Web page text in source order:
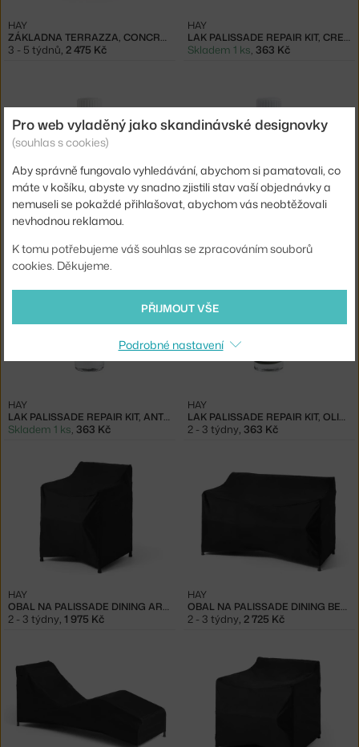
ZÁKLADNA TERRAZZA, CONCRETE STONE
HAY
3 - 5 týdnů, 2 475 Kč
LAK PALISSADE REPAIR KIT, CREAM WHITE
HAY
Skladem 1 ks, 363 Kč
HAY
LAK PALISSADE REPAIR KIT, ANTHRACITE
HAY
Skladem 1 ks, 363 Kč
LAK PALISSADE REPAIR KIT, OLIVE
HAY
2 - 3 týdny, 363 Kč
OBAL NA PALISSADE DINING ARMCHAIR
HAY
2 - 3 týdny, 1 975 Kč
OBAL NA PALISSADE DINING BENCH S PODRUČKAMI
HAY
2 - 3 týdny, 2 725 Kč
Pro web vyladěný jako skandinávské designovky
(souhlas s cookies)
Aby správně fungovalo vyhledávání, abychom si pamatovali, co
máte v košíku, abyste vy snadno zjistili stav vaší objednávky a
nemuseli se pokaždé přihlašovat, abychom vás neobtěžovali
nevhodnou reklamou.
K tomu potřebujeme váš souhlas se zpracováním souborů
cookies. Děkujeme.
PŘIJMOUT VŠE
Podrobné nastavení